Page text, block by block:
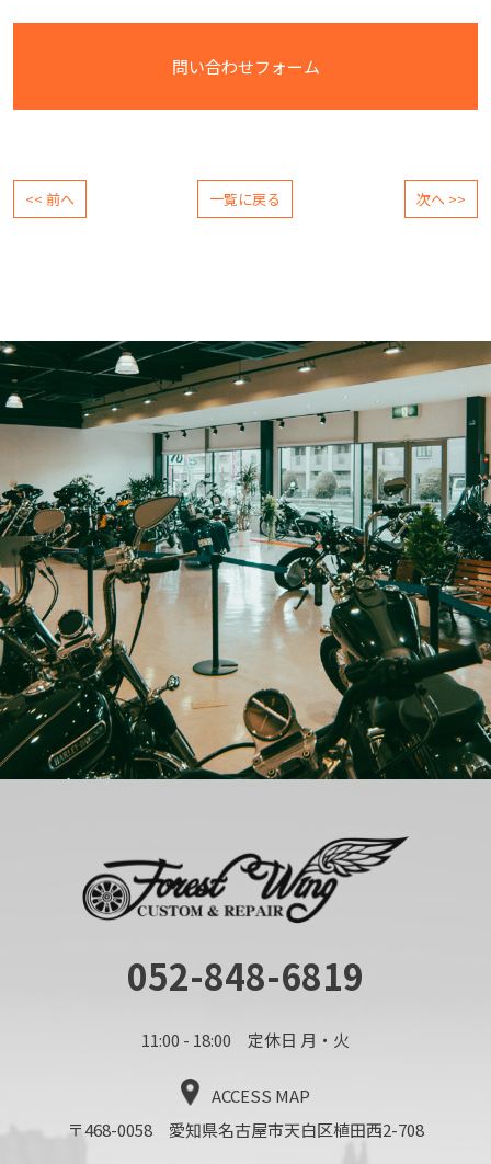
問い合わせフォーム
<< 前へ 一覧に戻る 次へ >>
052-848-6819
11:00 - 18:00 定休日 月・火
ACCESS MAP
〒468-0058 愛知県名古屋市天白区植田西2-708